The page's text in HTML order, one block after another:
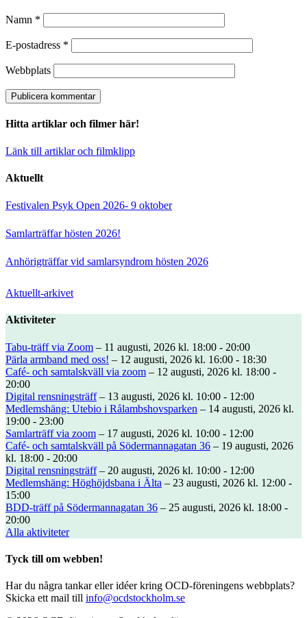
Namn *
E-postadress *
Webbplats
Hitta artiklar och filmer här!
Länk till artiklar och filmklipp
Aktuellt
Festivalen Psyk Open 2026- 9 oktober
Samlarträffar hösten 2026!
Anhörigträffar vid samlarsyndrom hösten 2026
Aktuellt-arkivet
Aktiviteter
Tabu-träff via Zoom – 11 augusti, 2026 kl. 18:00 - 20:00
Pärla armband med oss! – 12 augusti, 2026 kl. 16:00 - 18:30
Café- och samtalskväll via zoom – 12 augusti, 2026 kl. 18:00 -
20:00
Digital rensningsträff– 13 augusti, 2026 kl. 10:00 - 12:00
Medlemshäng: Utebio i Rålambshovsparken – 14 augusti, 2026 kl.
19:00 - 23:00
Samlarträff via zoom – 17 augusti, 2026 kl. 10:00 - 12:00
Café- och samtalskväll på Södermannagatan 36 – 19 augusti, 2026
kl. 18:00 - 20:00
Digital rensningsträff– 20 augusti, 2026 kl. 10:00 - 12:00
Medlemshäng: Höghöjdsbana i Älta – 23 augusti, 2026 kl. 12:00 -
15:00
BDD-träff på Södermannagatan 36 – 25 augusti, 2026 kl. 18:00 -
20:00
Alla aktiviteter
Tyck till om webben!
Har du några tankar eller idéer kring OCD-föreningens webbplats?
Skicka ett mail till info@ocdstockholm.se